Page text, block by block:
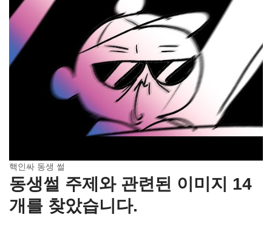
핵인싸 동생 썰
동생썰 주제와 관련된 이미지 14
개를 찾았습니다.